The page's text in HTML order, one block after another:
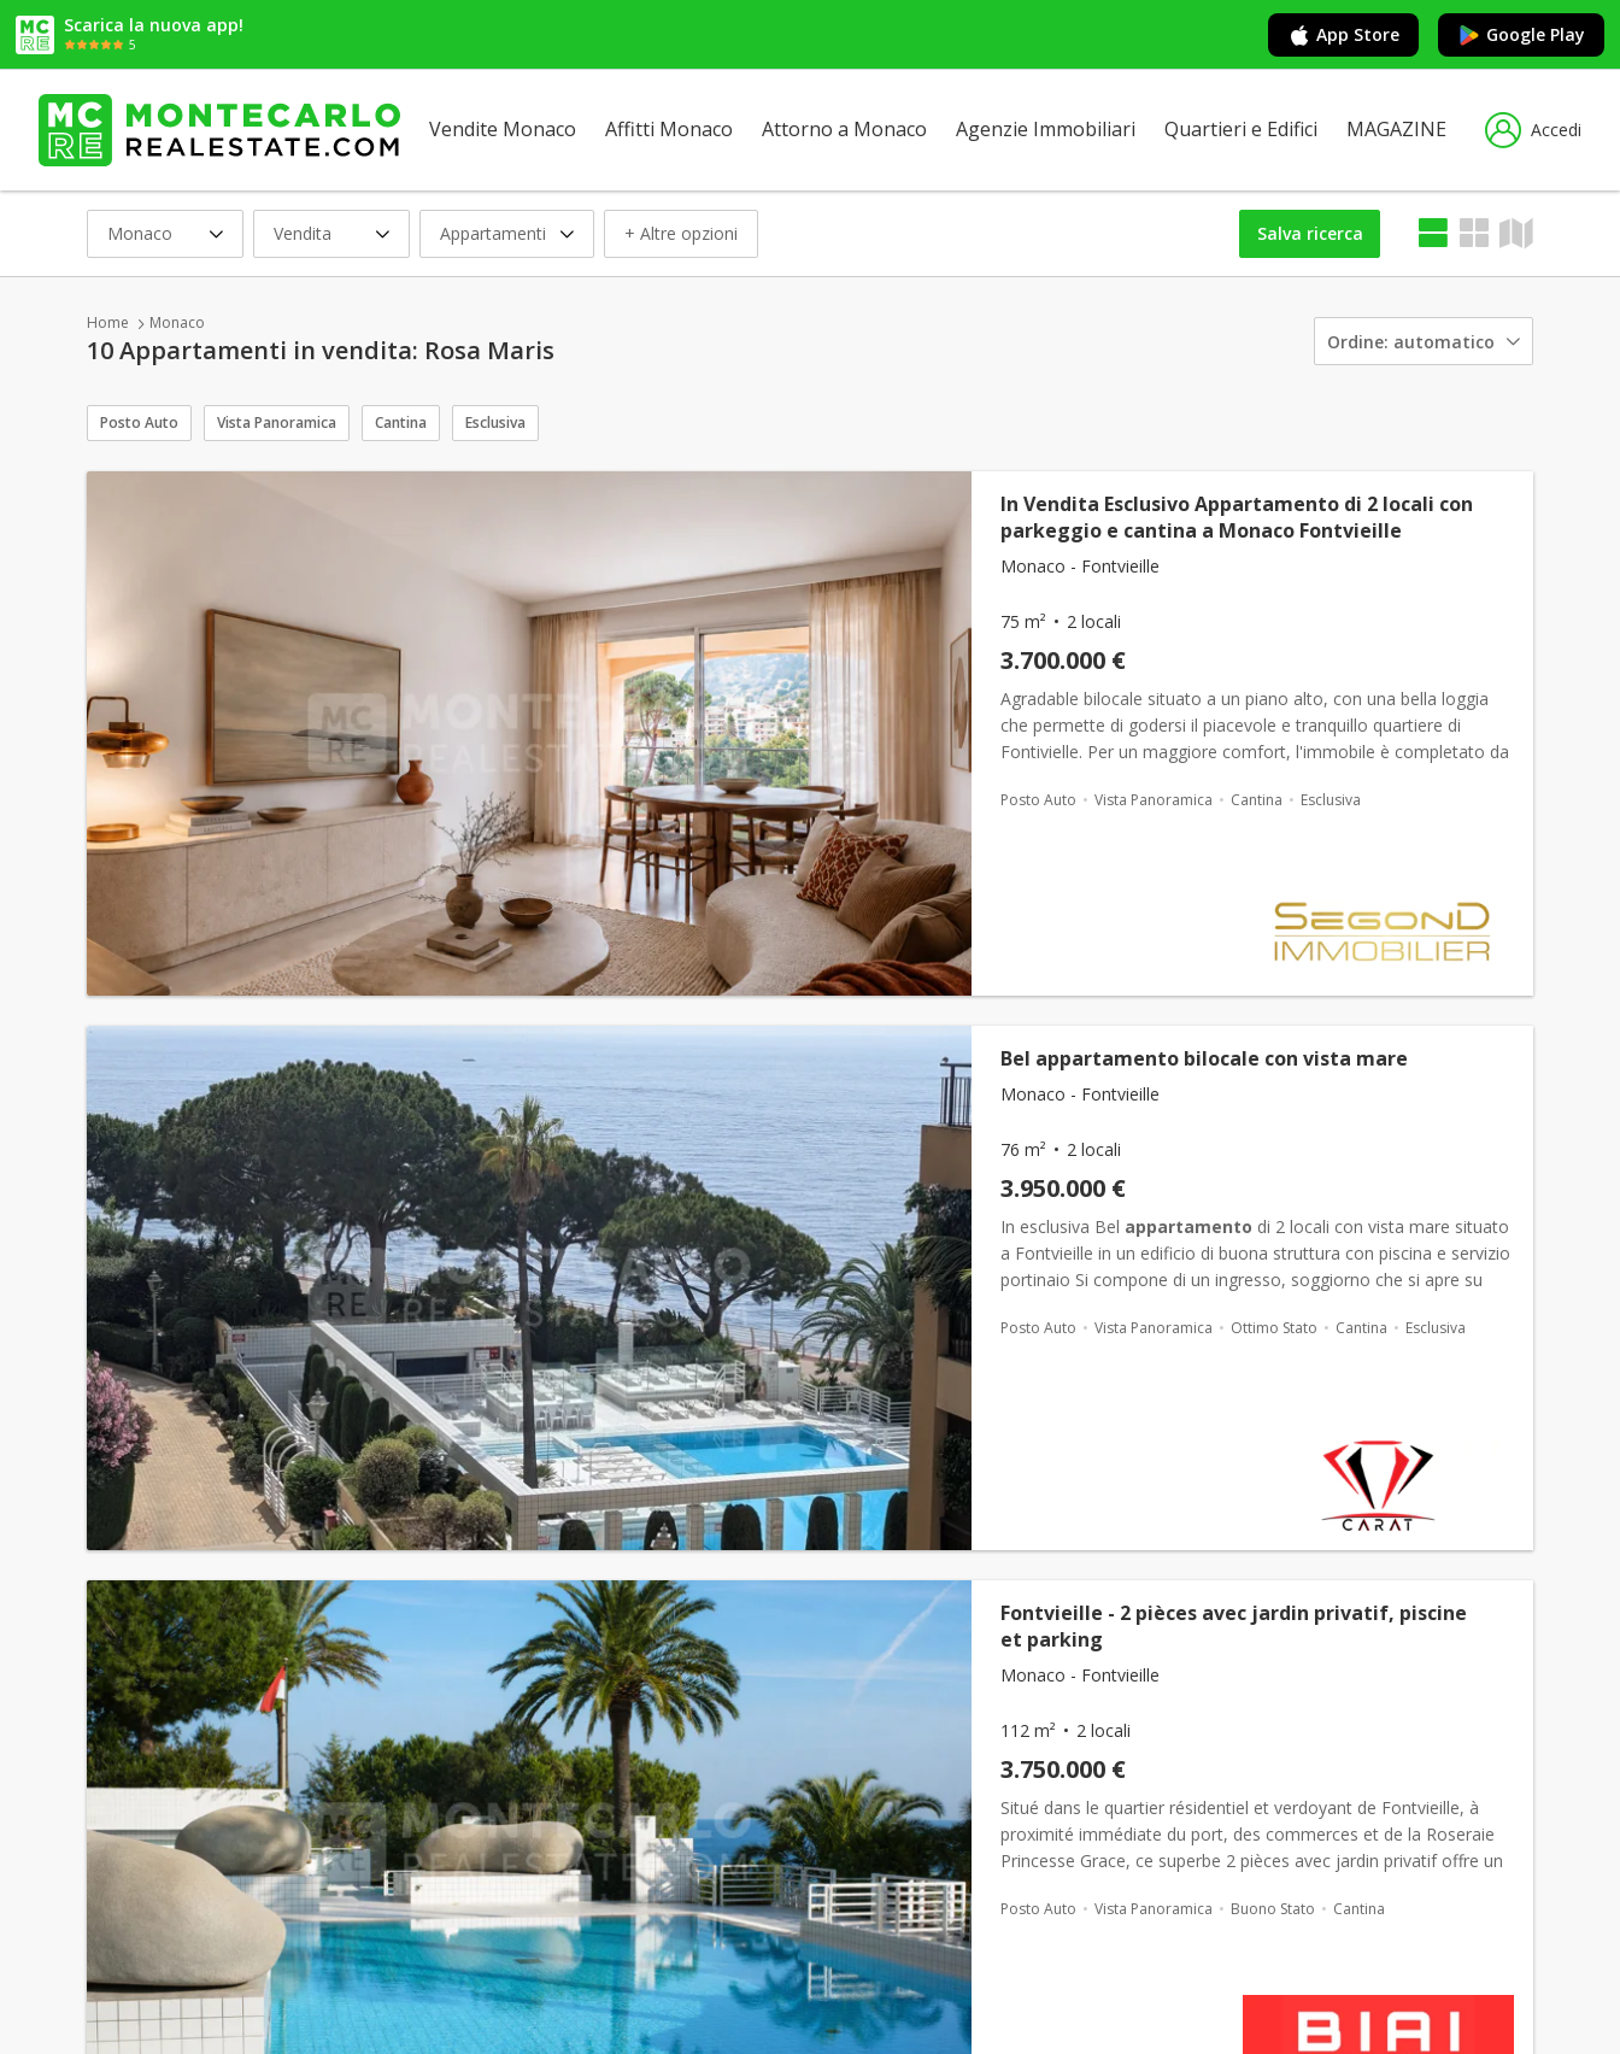
Scarica la nuova app!
5 App Store Google Play
Vendite Monaco Affitti Monaco Attorno a Monaco Agenzie Immobiliari Quartieri e Edifici MAGAZINE Accedi
Monaco Vendita Appartamenti + Altre opzioni
Ordine: automatico
Salva ricerca
Home Monaco
10 Appartamenti in vendita: Rosa Maris
Posto Auto Vista Panoramica Cantina Esclusiva
In Vendita Esclusivo Appartamento di 2 locali con
parkeggio e cantina a Monaco Fontvieille
Monaco - Fontvieille
75 m² 2 locali
3.700.000 €
Agradable bilocale situato a un piano alto, con una bella loggia
che permette di godersi il piacevole e tranquillo quartiere di
Fontivielle. Per un maggiore comfort, l'immobile è completato da
Posto Auto Vista Panoramica Cantina Esclusiva
Bel appartamento bilocale con vista mare
Monaco - Fontvieille
76 m² 2 locali
3.950.000 €
In esclusiva Bel appartamento di 2 locali con vista mare situato
a Fontvieille in un edificio di buona struttura con piscina e servizio
portinaio Si compone di un ingresso, soggiorno che si apre su
Posto Auto Vista Panoramica Ottimo Stato Cantina Esclusiva
Fontvieille - 2 pièces avec jardin privatif, piscine
et parking
Monaco - Fontvieille
112 m² 2 locali
3.750.000 €
Situé dans le quartier résidentiel et verdoyant de Fontvieille, à
proximité immédiate du port, des commerces et de la Roseraie
Princesse Grace, ce superbe 2 pièces avec jardin privatif offre un
Posto Auto Vista Panoramica Buono Stato Cantina